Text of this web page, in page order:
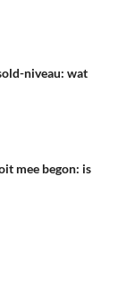
niveau: wat
mee begon: is